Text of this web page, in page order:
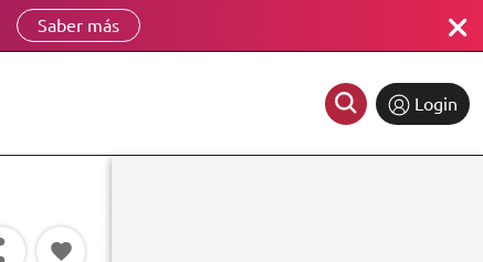
Saber más
Login